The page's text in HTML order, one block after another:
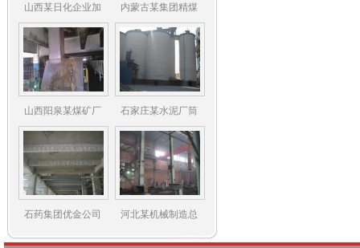
山西某日化企业加 内蒙古某集团精煤
山西阳泉某煤矿厂 石家庄某水泥厂筒
石药集团优金公司 河北某机械制造总